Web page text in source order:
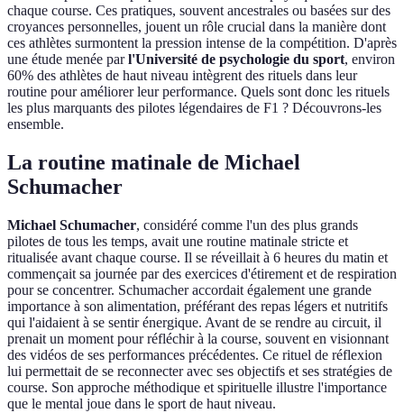
chaque course. Ces pratiques, souvent ancestrales ou basées sur des
croyances personnelles, jouent un rôle crucial dans la manière dont
ces athlètes surmontent la pression intense de la compétition. D'après
une étude menée parl'Université de psychologie du sport, environ
60% des athlètes de haut niveau intègrent des rituels dans leur
routine pour améliorer leur performance. Quels sont donc les rituels
les plus marquants des pilotes légendaires de F1 ? Découvrons-les
ensemble.
La routine matinale de Michael
Schumacher
Michael Schumacher, considéré comme l'un des plus grands
pilotes de tous les temps, avait une routine matinale stricte et
ritualisée avant chaque course. Il se réveillait à 6 heures du matin et
commençait sa journée par des exercices d'étirement et de respiration
pour se concentrer. Schumacher accordait également une grande
importance à son alimentation, préférant des repas légers et nutritifs
qui l'aidaient à se sentir énergique. Avant de se rendre au circuit, il
prenait un moment pour réfléchir à la course, souvent en visionnant
des vidéos de ses performances précédentes. Ce rituel de réflexion
lui permettait de se reconnecter avec ses objectifs et ses stratégies de
course. Son approche méthodique et spirituelle illustre l'importance
que le mental joue dans le sport de haut niveau.